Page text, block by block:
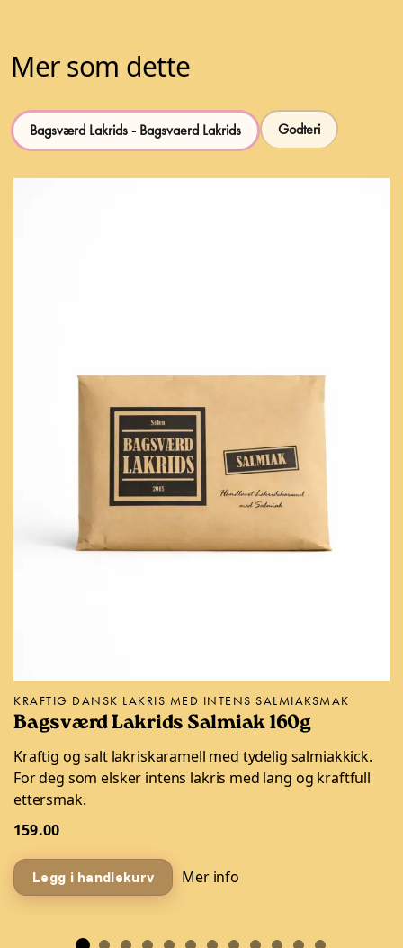
Mer som dette
Bagsværd Lakrids - Bagsvaerd Lakrids Godteri
KRAFTIG DANSK LAKRIS MED INTENS SALMIAKSMAK
Bagsværd Lakrids Salmiak 160g
Kraftig og salt lakriskaramell med tydelig salmiakkick.
For deg som elsker intens lakris med lang og kraftfull
ettersmak.
159.00
Legg i handlekurv Mer info